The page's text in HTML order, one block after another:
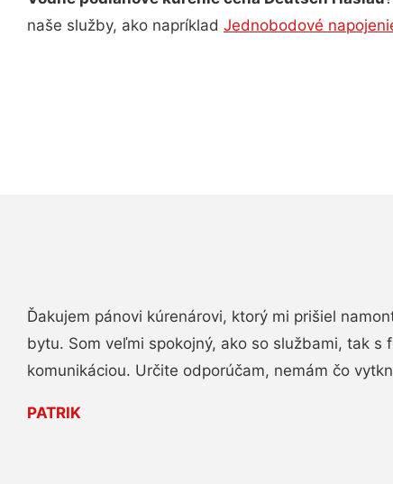
naše služby, ako napríklad Jednobodové
Ďakujem pánovi kúrenárovi, ktorý mi prišiel
bytu. Som veľmi spokojný, ako so službami, tak s
komunikáciou. Určite odporúčam, nemám čo
PATRIK